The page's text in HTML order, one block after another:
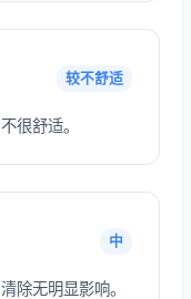
较不舒适
很舒适。
中
除无明显影响。